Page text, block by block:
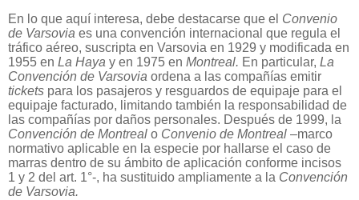
En lo que aquí interesa, debe destacarse que el Convenio
de Varsovia es una convención internacional que regula el
tráfico aéreo, suscripta en Varsovia en 1929 y modificada en
1955 en La Haya y en 1975 en Montreal. En particular, La
Convención de Varsovia ordena a las compañías emitir
tickets para los pasajeros y resguardos de equipaje para el
equipaje facturado, limitando también la responsabilidad de
las compañías por daños personales. Después de 1999, la
Convención de Montreal o Convenio de Montreal –marco
normativo aplicable en la especie por hallarse el caso de
marras dentro de su ámbito de aplicación conforme incisos
1 y 2 del art. 1°-, ha sustituido ampliamente a la Convención
de Varsovia.